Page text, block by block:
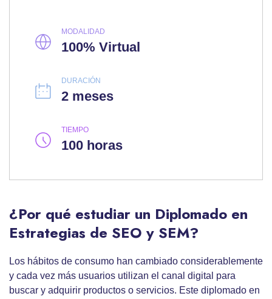
MODALIDAD
100% Virtual
DURACIÓN
2 meses
TIEMPO
100 horas
¿Por qué estudiar un Diplomado en
Estrategias de SEO y SEM?
Los hábitos de consumo han cambiado considerablemente
y cada vez más usuarios utilizan el canal digital para
buscar y adquirir productos o servicios. Este diplomado en